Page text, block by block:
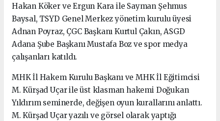
Hakan Köker ve Ergun Kara ile Sayman Şehmus
Baysal, TSYD Genel Merkez yönetim kurulu üyesi
Adnan Poyraz, ÇGC Başkanı Kurtul Çakın, ASGD
Adana Şube Başkanı Mustafa Boz ve spor medya
çalışanları katıldı.
MHK İl Hakem Kurulu Başkanı ve MHK İl Eğitimcisi
M. Kürşad Uçar ile üst klasman hakemi Doğukan
Yıldırım seminerde, değişen oyun kurallarını anlattı.
M. Kürşad Uçar yazılı ve görsel olarak yaptığı